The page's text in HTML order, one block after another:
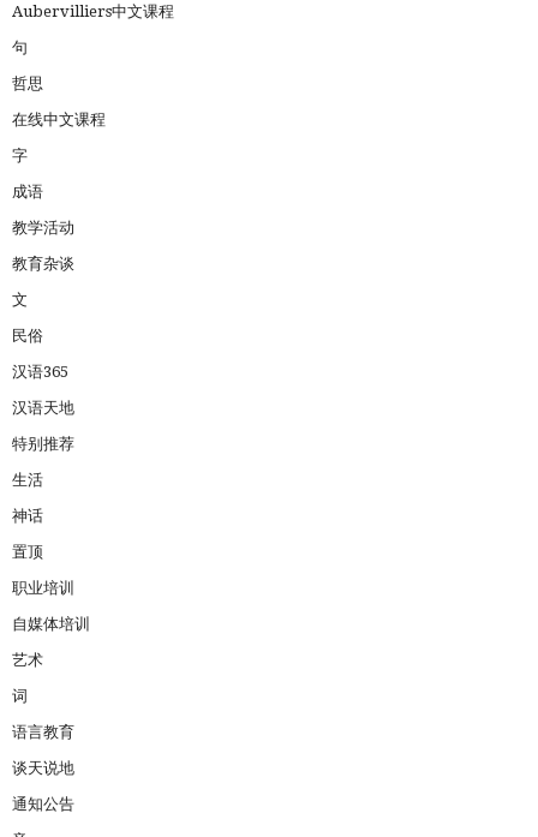
Aubervilliers中文课程
句
哲思
在线中文课程
字
成语
教学活动
教育杂谈
文
民俗
汉语365
汉语天地
特别推荐
生活
神话
置顶
职业培训
自媒体培训
艺术
词
语言教育
谈天说地
通知公告